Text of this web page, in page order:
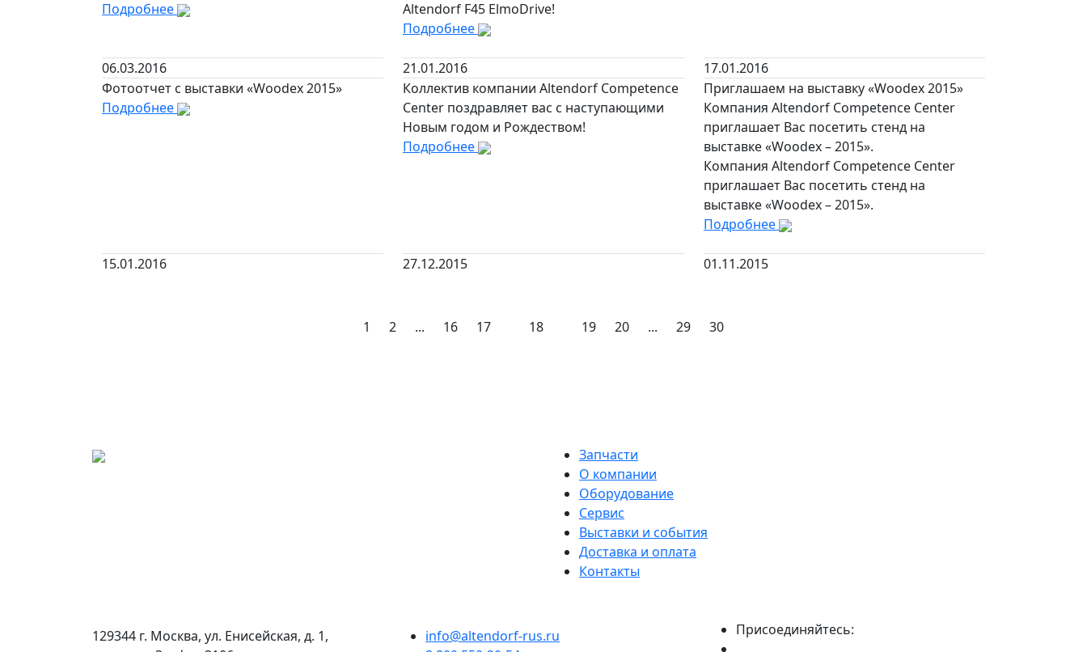
Подробнее
06.03.2016
Altendorf F45 ElmoDrive!
Подробнее
21.01.2016
17.01.2016
Фотоотчет с выставки «Woodex 2015»
Подробнее
15.01.2016
Коллектив компании Altendorf Competence
Center поздравляет вас с наступающими
Новым годом и Рождеством!
Подробнее
27.12.2015
Приглашаем на выставку «Woodex 2015»
Компания Altendorf Competence Center
приглашает Вас посетить стенд на
выставке «Woodex – 2015».
Компания Altendorf Competence Center
приглашает Вас посетить стенд на
выставке «Woodex – 2015».
Подробнее
01.11.2015
1 2 ... 16 17 18 19 20 ... 29 30
Запчасти
О компании
Оборудование
Сервис
Выставки и события
Доставка и оплата
Контакты
129344 г. Москва, ул. Енисейская, д. 1,
info@altendorf-rus.ru
Присоединяйтесь: